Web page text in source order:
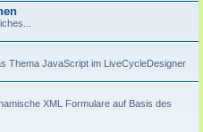
Thema JavaScript im LiveCycleDesigner
XML Formulare auf Basis des